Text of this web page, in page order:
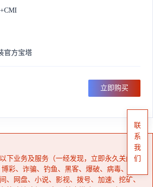
官方宝塔
立即购买
下业务及服务（一经发现，立即永久关闭，
彩、诈骗、钓鱼、黑客、爆破、病毒、外
、网盘、小说、影视、拨号、加速、挖矿、
联
系
我
们